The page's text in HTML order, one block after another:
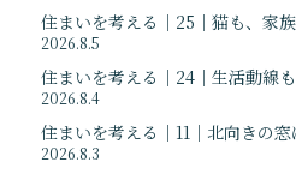
住まいを考える｜25｜猫も、家族
2026.8.5
住まいを考える｜24｜生活動線も
2026.8.4
住まいを考える｜11｜北向きの
2026.8.3